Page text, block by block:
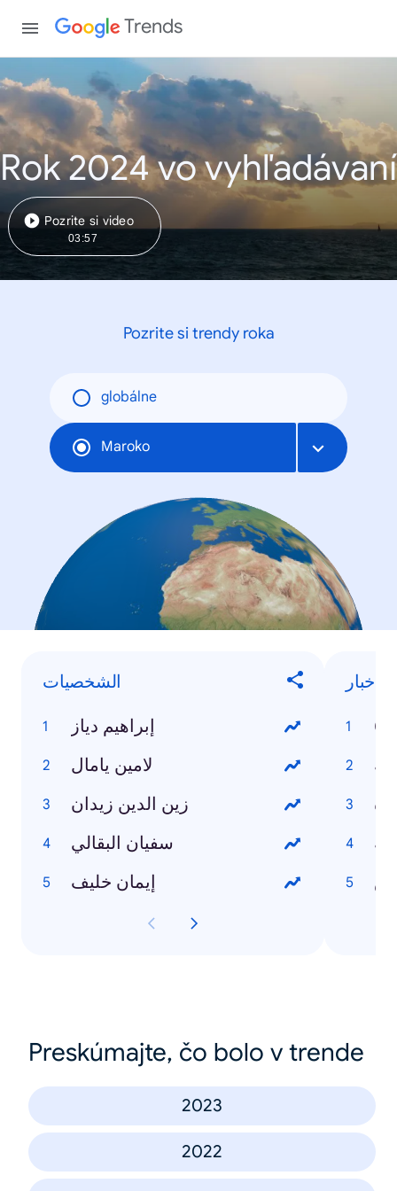
Trends
Rok 2024 vo vyhľadávaní
Pozrite si video
03:57
Pozrite si trendy roka
globálne
Maroko
الشخصيات
إبراهيم دياز
لامين يامال
زين الدين زيدان
سفيان البقالي
إيمان خليف
الأخبار
Preskúmajte, čo bolo v trende
2023
2022